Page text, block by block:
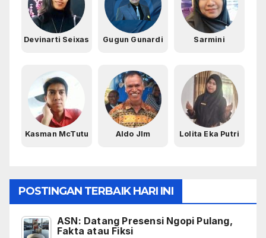
Devinarti Seixas Gugun Gunardi Sarmini
Kasman McTutu Aldo Jlm Lolita Eka Putri
POSTINGAN TERBAIK HARI INI
ASN: Datang Presensi Ngopi Pulang,
Fakta atau Fiksi